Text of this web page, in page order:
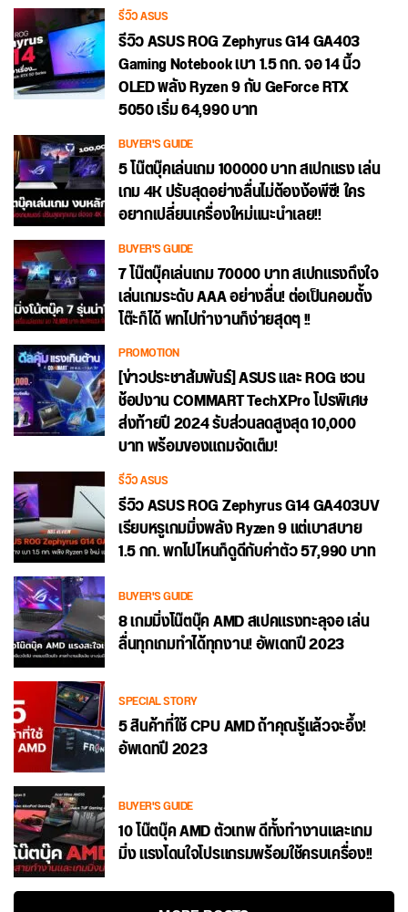
รีวิว ASUS
รีวิว ASUS ROG Zephyrus G14 GA403
Gaming Notebook เบา 1.5 กก. จอ 14 นิ้ว
OLED พลัง Ryzen 9 กับ GeForce RTX
5050 เริ่ม 64,990 บาท
BUYER'S GUIDE
5 โน๊ตบุ๊คเล่นเกม 100000 บาท สเปกแรง เล่น
เกม 4K ปรับสุดอย่างลื่นไม่ต้องง้อพีซี! ใคร
อยากเปลี่ยนเครื่องใหม่แนะนำเลย!!
BUYER'S GUIDE
7 โน๊ตบุ๊คเล่นเกม 70000 บาท สเปกแรงถึงใจ
เล่นเกมระดับ AAA อย่างลื่น! ต่อเป็นคอมตั้ง
โต๊ะก็ได้ พกไปทำงานก็ง่ายสุดๆ !!
PROMOTION
[ข่าวประชาสัมพันธ์] ASUS และ ROG ชวน
ช้อปงาน COMMART TechXPro โปรพิเศษ
ส่งท้ายปี 2024 รับส่วนลดสูงสุด 10,000
บาท พร้อมของแถมจัดเต็ม!
รีวิว ASUS
รีวิว ASUS ROG Zephyrus G14 GA403UV
เรียบหรูเกมมิ่งพลัง Ryzen 9 แต่เบาสบาย
1.5 กก. พกไปไหนก็ดูดีกับค่าตัว 57,990 บาท
BUYER'S GUIDE
8 เกมมิ่งโน๊ตบุ๊ค AMD สเปคแรงทะลุจอ เล่น
ลื่นทุกเกมทำได้ทุกงาน! อัพเดทปี 2023
SPECIAL STORY
5 สินค้าที่ใช้ CPU AMD ถ้าคุณรู้แล้วจะอึ้ง!
อัพเดทปี 2023
BUYER'S GUIDE
10 โน๊ตบุ๊ค AMD ตัวเทพ ดีทั้งทำงานและเกม
มิ่ง แรงโดนใจโปรแกรมพร้อมใช้ครบเครื่อง!!